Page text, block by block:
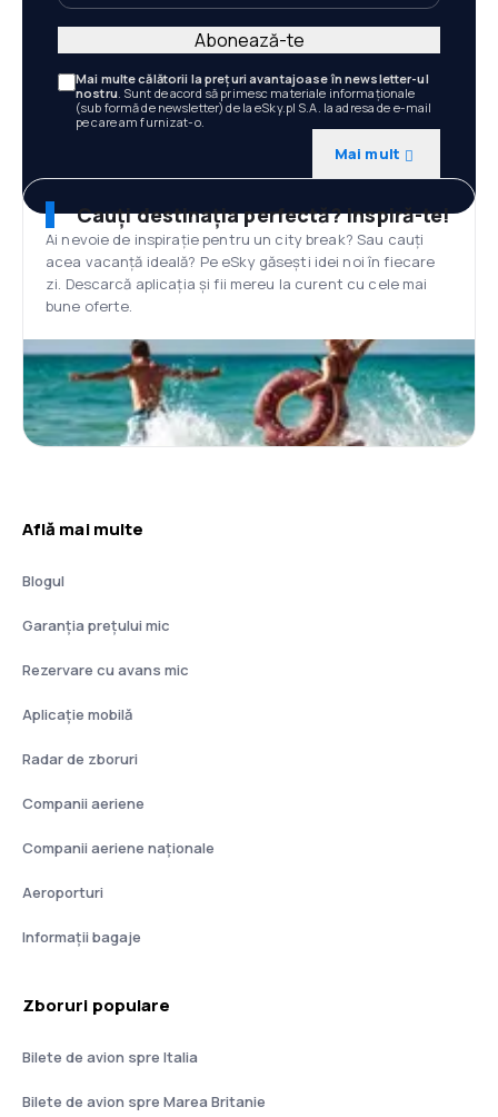
Mai multe călătorii la prețuri avantajoase în newsletter-ul
nostru. Sunt de acord să primesc materiale informaționale
(sub formă de newsletter) de la eSky.pl S.A. la adresa de e-mail
pe care am furnizat-o.
Mai mult
Abonează-te
Cauți destinația perfectă? Inspiră-te!
Ai nevoie de inspirație pentru un city break? Sau cauți
acea vacanță ideală? Pe eSky găsești idei noi în fiecare
zi. Descarcă aplicația și fii mereu la curent cu cele mai
bune oferte.
Află mai multe
Blogul
Garanția prețului mic
Rezervare cu avans mic
Aplicație mobilă
Radar de zboruri
Companii aeriene
Companii aeriene naţionale
Aeroporturi
Informații bagaje
Zboruri populare
Bilete de avion spre Italia
Bilete de avion spre Marea Britanie